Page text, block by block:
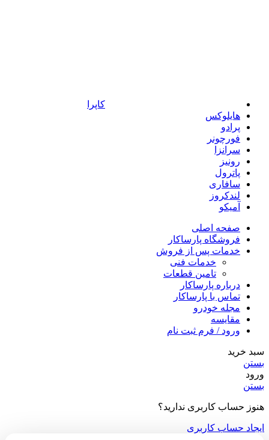
کاپرا
هایلوکس
پرادو
فورچونر
سرانزا
رونیز
پاترول
سافاری
لندکروز
آمیکو
صفحه اصلی
فروشگاه پارساکار
خدمات پس از فروش
خدمات فنی
تامین قطعات
درباره پارساکار
تماس با پارساکار
مجله خودرو
مقایسه
ورود / فرم ثبت نام
سبد خرید
بستن
ورود
بستن
هنوز حساب کاربری ندارید؟
ایجاد حساب کاربری